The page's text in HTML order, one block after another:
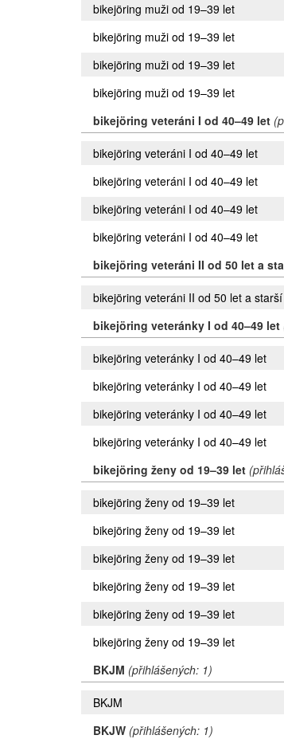
bikejöring muži od 19–39 let
bikejöring muži od 19–39 let
bikejöring muži od 19–39 let
bikejöring muži od 19–39 let
bikejöring veteráni I od 40–49 let
bikejöring veteráni I od 40–49 let
bikejöring veteráni I od 40–49 let
bikejöring veteráni I od 40–49 let
bikejöring veteráni I od 40–49 let
bikejöring veteráni II od 50 let a
bikejöring veteráni II od 50 let a starší
bikejöring veteránky I od 40–49 let
bikejöring veteránky I od 40–49 let
bikejöring veteránky I od 40–49 let
bikejöring veteránky I od 40–49 let
bikejöring veteránky I od 40–49 let
bikejöring ženy od 19–39 let
bikejöring ženy od 19–39 let
bikejöring ženy od 19–39 let
bikejöring ženy od 19–39 let
bikejöring ženy od 19–39 let
bikejöring ženy od 19–39 let
bikejöring ženy od 19–39 let
BKJM (přihlášených: 1)
BKJM
BKJW (přihlášených: 1)